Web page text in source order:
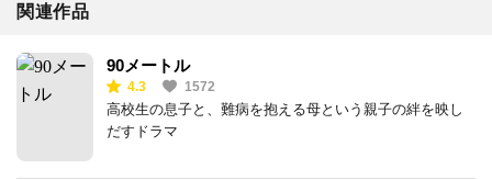
関連作品
90メートル
4.3 1572
高校生の息子と、難病を抱える母という親子の絆を映し
だすドラマ